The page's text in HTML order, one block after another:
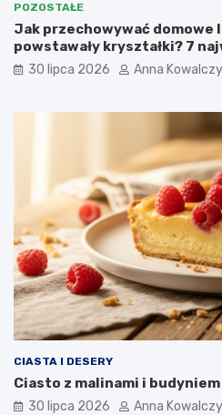
POZOSTAŁE
Jak przechowywać domowe
powstawały kryształki? 7
30 lipca 2026 Anna
CIASTA I DESERY
Ciasto z malinami i budyniem
30 lipca 2026 Anna